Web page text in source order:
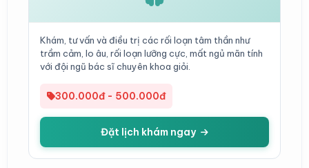
Khám, tư vấn và điều trị các rối loạn tâm thần như
trầm cảm, lo âu, rối loạn lưỡng cực, mất ngủ mãn tính
với đội ngũ bác sĩ chuyên khoa giỏi.
300.000đ - 500.000đ
Đặt lịch khám ngay